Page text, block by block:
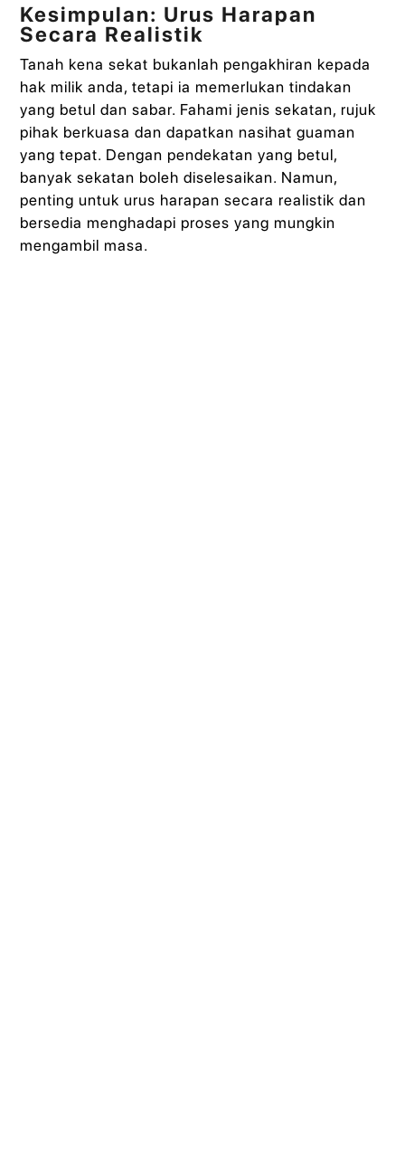
Kesimpulan: Urus Harapan
Secara Realistik
Tanah kena sekat bukanlah pengakhiran kepada
hak milik anda, tetapi ia memerlukan tindakan
yang betul dan sabar. Fahami jenis sekatan, rujuk
pihak berkuasa dan dapatkan nasihat guaman
yang tepat. Dengan pendekatan yang betul,
banyak sekatan boleh diselesaikan. Namun,
penting untuk urus harapan secara realistik dan
bersedia menghadapi proses yang mungkin
mengambil masa.